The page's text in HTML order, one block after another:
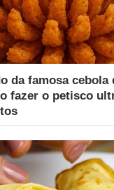
da famosa
fazer o petisco